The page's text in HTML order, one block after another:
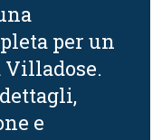
per un
e